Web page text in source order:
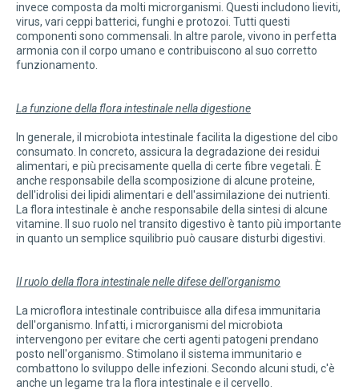
invece composta da molti microrganismi. Questi includono lieviti,
virus, vari ceppi batterici, funghi e protozoi. Tutti questi
componenti sono commensali. In altre parole, vivono in perfetta
armonia con il corpo umano e contribuiscono al suo corretto
funzionamento.
La funzione della flora intestinale nella digestione
In generale, il microbiota intestinale facilita la digestione del cibo
consumato. In concreto, assicura la degradazione dei residui
alimentari, e più precisamente quella di certe fibre vegetali. È
anche responsabile della scomposizione di alcune proteine,
dell'idrolisi dei lipidi alimentari e dell'assimilazione dei nutrienti.
La flora intestinale è anche responsabile della sintesi di alcune
vitamine. Il suo ruolo nel transito digestivo è tanto più importante
in quanto un semplice squilibrio può causare disturbi digestivi.
Il ruolo della flora intestinale nelle difese dell'organismo
La microflora intestinale contribuisce alla difesa immunitaria
dell'organismo. Infatti, i microrganismi del microbiota
intervengono per evitare che certi agenti patogeni prendano
posto nell'organismo. Stimolano il sistema immunitario e
combattono lo sviluppo delle infezioni. Secondo alcuni studi, c'è
anche un legame tra la flora intestinale e il cervello.